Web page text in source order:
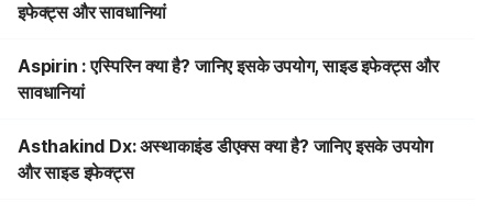
इफेक्ट्स और सावधानियां
Aspirin : एस्पिरिन क्या है? जानिए इसके उपयोग, साइड इफेक्ट्स और
सावधानियां
Asthakind Dx: अस्थाकाइंड डीएक्स क्या है? जानिए इसके उपयोग
और साइड इफेक्ट्स